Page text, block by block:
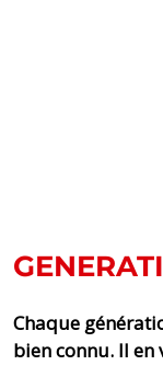
Chaque
bien connu. Il